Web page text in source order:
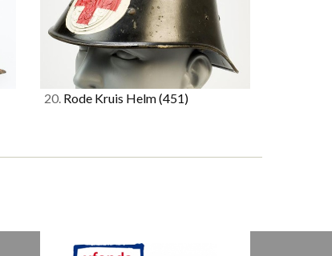
20.Rode Kruis Helm(451)